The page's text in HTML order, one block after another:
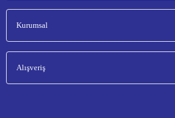
Kurumsal
Alışveriş